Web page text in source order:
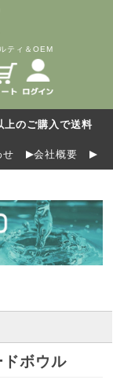
ティ＆OEM
上のご購入で送料
せ
会社概要
ドボウル